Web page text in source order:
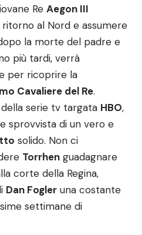
Re Aegon III
al Nord e assumere
la morte del padre e
più tardi, verrà
per ricoprire la
Cavaliere del Re.
serie tv targata HBO,
sprovvista di un vero e
solido. Non ci
Torrhen guadagnare
corte della Regina,
Dan Fogler una costante
settimane di